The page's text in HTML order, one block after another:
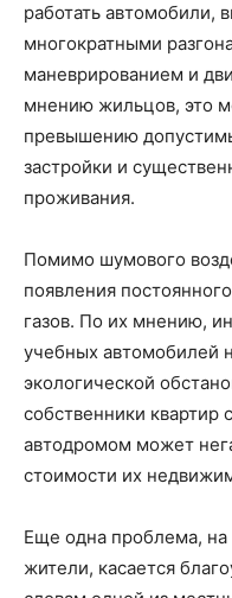
работать автомобили,
многократными
маневрированием и
мнению жильцов, это
превышению
застройки и
проживания.
Помимо шумового
появления
газов. По их мнению,
учебных автомобилей
экологической
собственники квартир
автодромом может
стоимости их
Еще одна проблема,
жители, касается